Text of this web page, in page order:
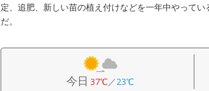
定、追肥、新しい苗の植え付けなどを一年中やって
だ。
今日 37℃／23℃